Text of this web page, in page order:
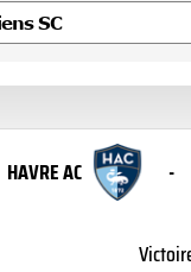
HAVRE AC
-